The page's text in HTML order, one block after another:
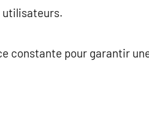
utilisateurs.
constante pour garantir